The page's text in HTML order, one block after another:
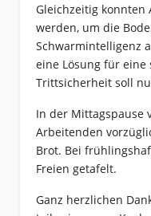
Gleichzeitig konnten
werden, um die
Schwarmintelligenz
eine Lösung für eine
Trittsicherheit soll
In der Mittagspause
Arbeitenden
Brot. Bei
Freien getafelt.
Ganz herzlichen